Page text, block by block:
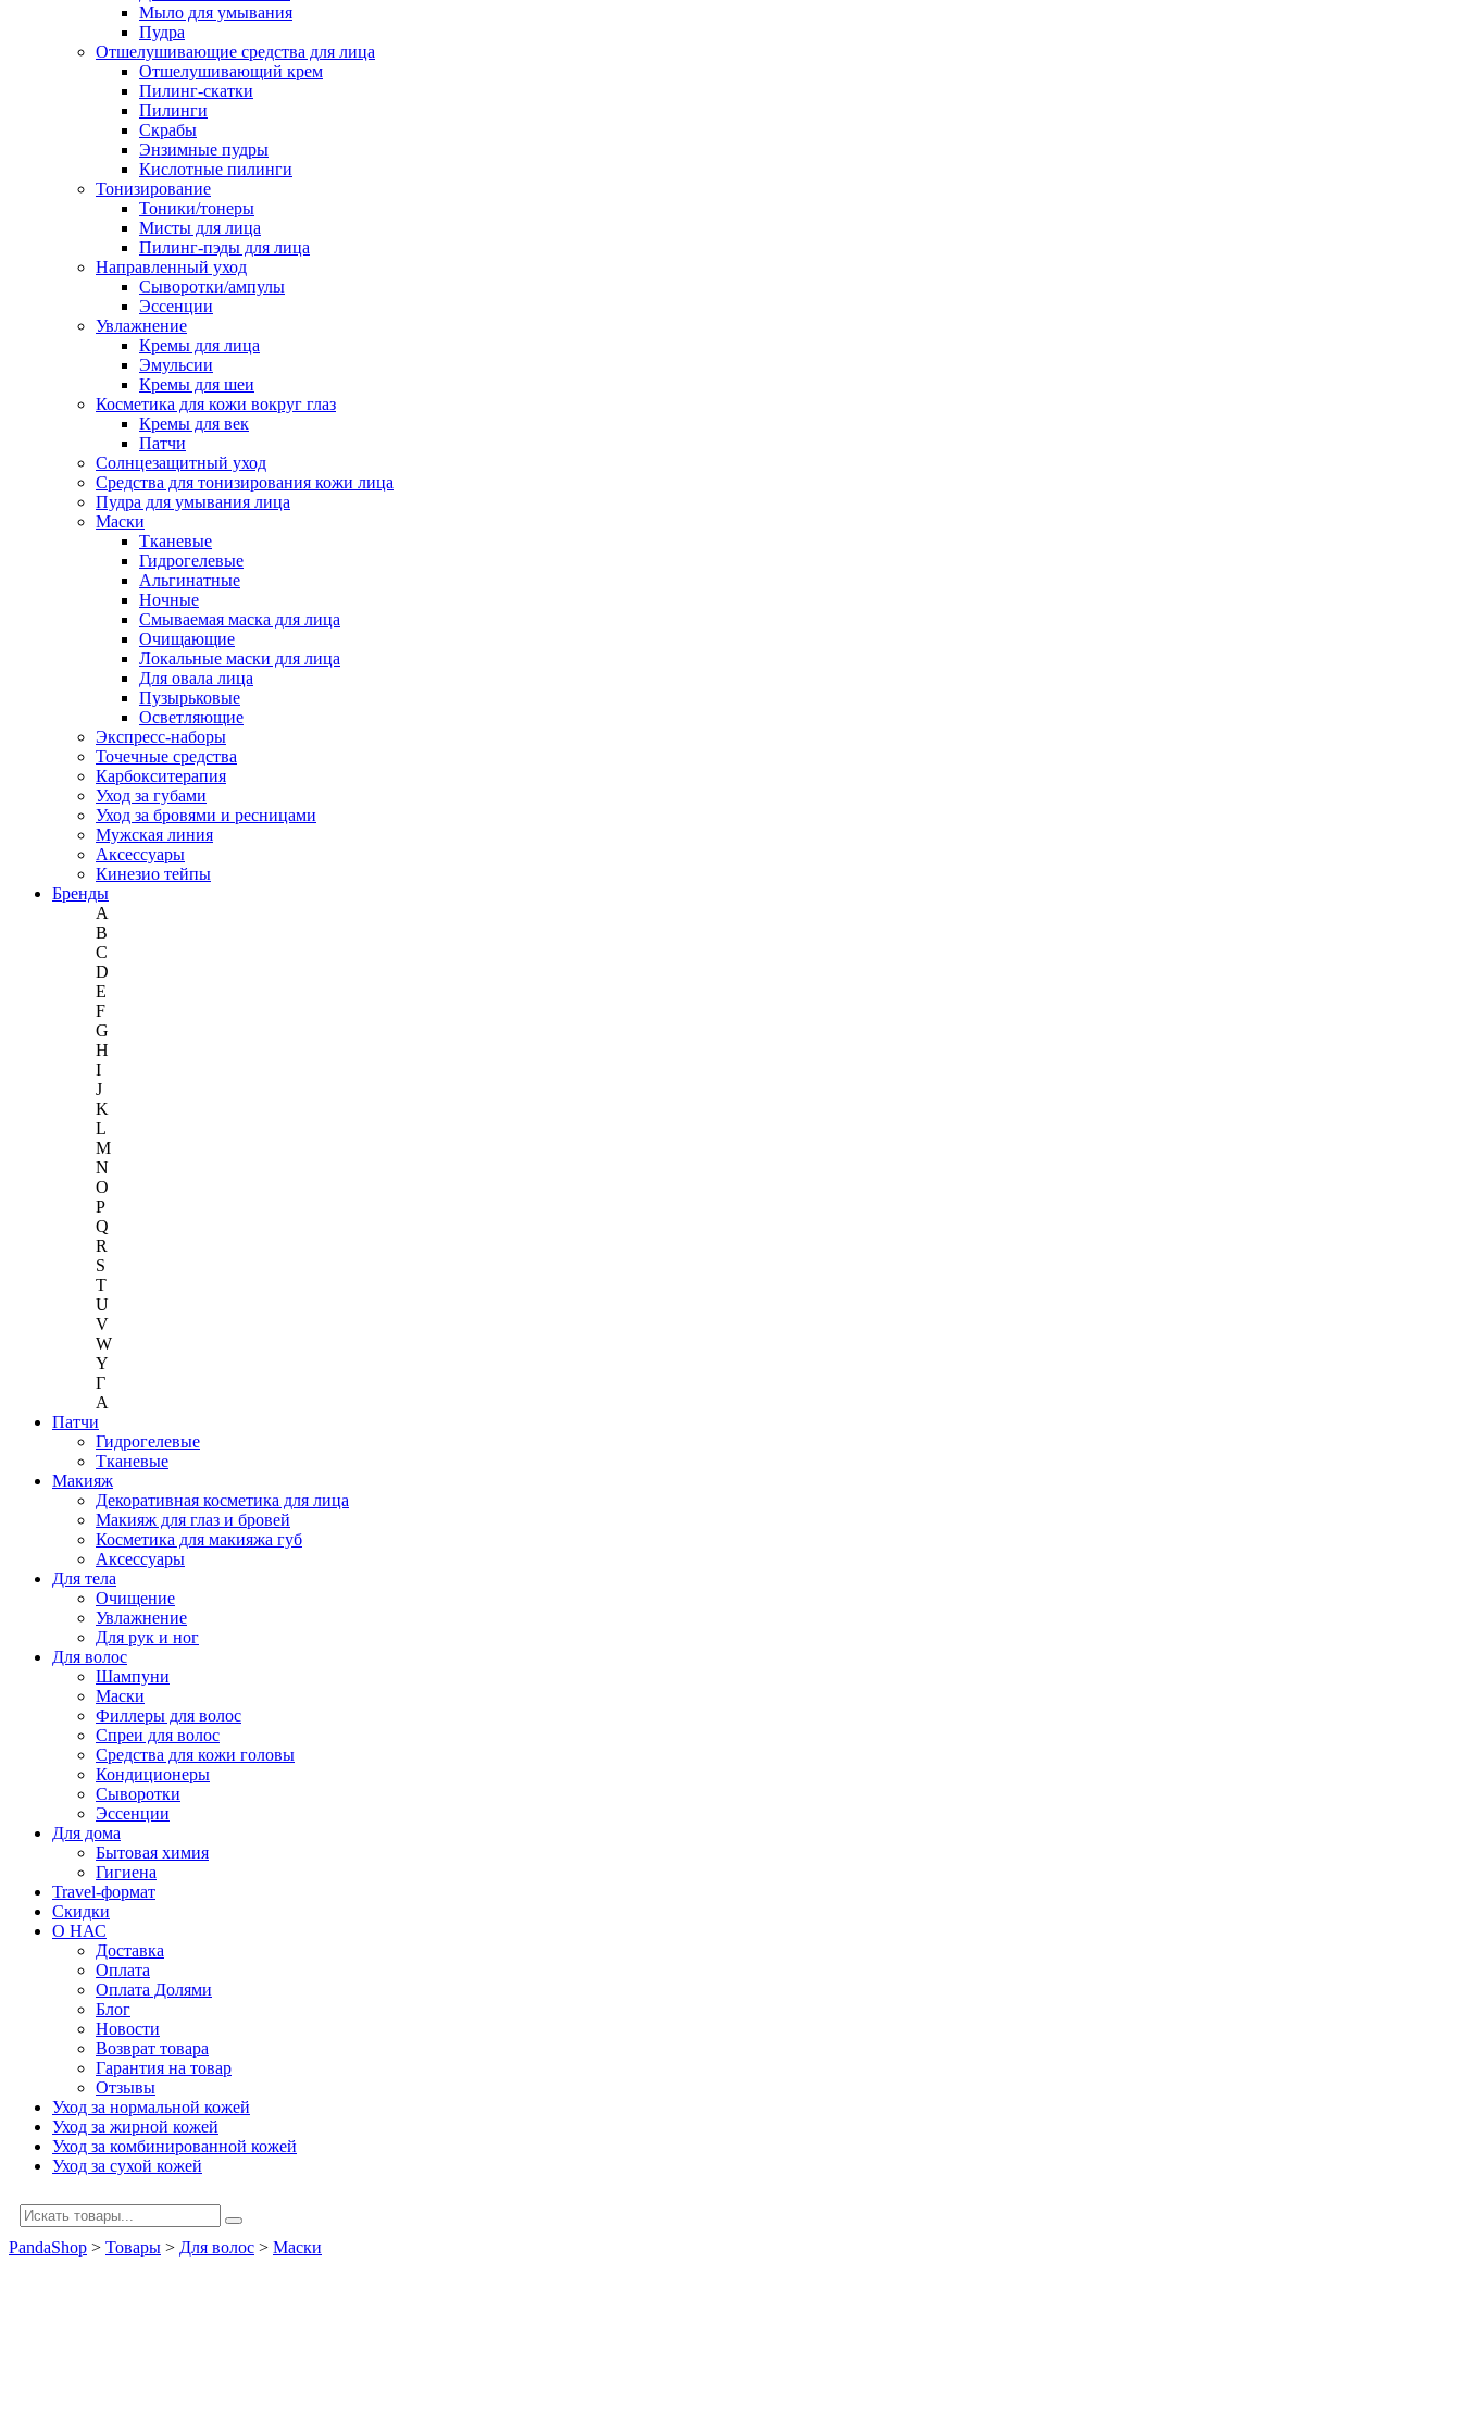
Мыло для умывания
Пудра
Отшелушивающие средства для лица
Отшелушивающий крем
Пилинг-скатки
Пилинги
Скрабы
Энзимные пудры
Кислотные пилинги
Тонизирование
Тоники/тонеры
Мисты для лица
Пилинг-пэды для лица
Направленный уход
Сыворотки/ампулы
Эссенции
Увлажнение
Кремы для лица
Эмульсии
Кремы для шеи
Косметика для кожи вокруг глаз
Кремы для век
Патчи
Солнцезащитный уход
Средства для тонизирования кожи лица
Пудра для умывания лица
Маски
Тканевые
Гидрогелевые
Альгинатные
Ночные
Смываемая маска для лица
Очищающие
Локальные маски для лица
Для овала лица
Пузырьковые
Осветляющие
Экспресс-наборы
Точечные средства
Карбокситерапия
Уход за губами
Уход за бровями и ресницами
Мужская линия
Аксессуары
Кинезио тейпы
Бренды
A
B
C
D
E
F
G
H
I
J
K
L
M
N
O
P
Q
R
S
T
U
V
W
Y
Г
A
Патчи
Гидрогелевые
Тканевые
Макияж
Декоративная косметика для лица
Макияж для глаз и бровей
Косметика для макияжа губ
Аксессуары
Для тела
Очищение
Увлажнение
Для рук и ног
Для волос
Шампуни
Маски
Филлеры для волос
Спреи для волос
Средства для кожи головы
Кондиционеры
Сыворотки
Эссенции
Для дома
Бытовая химия
Гигиена
Travel-формат
Скидки
О НАС
Доставка
Оплата
Оплата Долями
Блог
Новости
Возврат товара
Гарантия на товар
Отзывы
Уход за нормальной кожей
Уход за жирной кожей
Уход за комбинированной кожей
Уход за сухой кожей
PandaShop > Товары > Для волос > Маски